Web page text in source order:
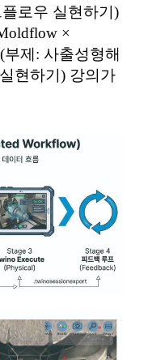
로우 실현하기)
×
제: 사출성형해
현하기) 강의가